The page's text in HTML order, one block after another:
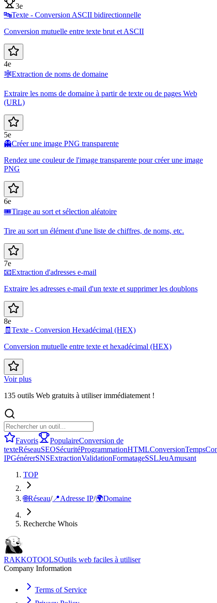
3e
🔤Texte - Conversion ASCII bidirectionnelle
Conversion mutuelle entre texte brut et ASCII
4e
🕸️Extraction de noms de domaine
Extraire les noms de domaine à partir de texte ou de pages Web
(URL)
5e
👻Créer une image PNG transparente
Rendez une couleur de l'image transparente pour créer une image
PNG
6e
🎟️Tirage au sort et sélection aléatoire
Tire au sort un élément d'une liste de chiffres, de noms, etc.
7e
📧Extraction d'adresses e-mail
Extraire les adresses e-mail d'un texte et supprimer les doublons
8e
🧾 Texte - Conversion Hexadécimal (HEX)
Conversion mutuelle entre texte et hexadécimal (HEX)
Voir plus
135 outils Web gratuits à utiliser immédiatement !
Favoris PopulaireConversion de
texteRéseauSEOSécuritéProgrammationHTMLConversionTemps
IPGénérerSNSExtractionValidationFormatageSSLJeuAmusant
TOP
🌐Réseau/📍Adresse IP/🌍Domaine
Recherche Whois
RAKKOTOOLSOutils web faciles à utiliser
Company Information
Terms of Service